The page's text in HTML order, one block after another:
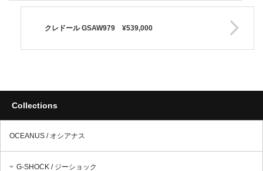
クレドール GSAW979 ¥539,000
Collections
OCEANUS / オシアナス
G-SHOCK / ジーショック